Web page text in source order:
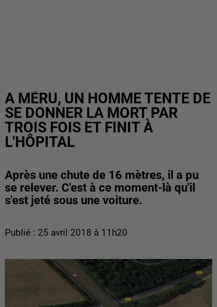
A MÉRU, UN HOMME TENTE DE
SE DONNER LA MORT PAR
TROIS FOIS ET FINIT À
L'HÔPITAL
Après une chute de 16 mètres, il a pu
se relever. C'est à ce moment-là qu'il
s'est jeté sous une voiture.
Publié : 25 avril 2018 à 11h20